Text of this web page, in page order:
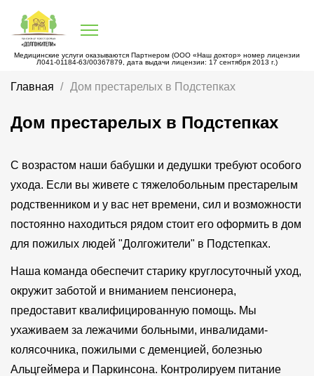
Медицинские услуги оказываются Партнером (ООО «Наш доктор» номер лицензии
Л041-01184-63/00367879, дата выдачи лицензии: 17 сентября 2013 г.)
Главная Дом престарелых в Подстепках
Дом престарелых в Подстепках
С возрастом наши бабушки и дедушки требуют особого
ухода. Если вы живете с тяжелобольным престарелым
родственником и у вас нет времени, сил и возможности
постоянно находиться рядом стоит его оформить в дом
для пожилых людей "Долгожители" в Подстепках.
Наша команда обеспечит старику круглосуточный уход,
окружит заботой и вниманием пенсионера,
предоставит квалифицированную помощь. Мы
ухаживаем за лежачими больными, инвалидами-
колясочника, пожилыми с деменцией, болезнью
Альцгеймера и Паркинсона. Контролируем питание